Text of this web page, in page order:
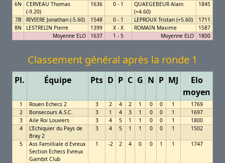
6N
CERVEAU Thomas
(-9.20)
1636 0 - 1
QUAEGEBEUR Alain
(+4.60)
1845
7B RIVIERE Jonathan (-5.60) 1548 0 - 1 LEPROUX Tristan (+5.60)
1711
8N
LESTRELIN Pierre 1399 X - X ROMAIN Maxime
1587
Moyenne ELO
1637 1 - 5 Moyenne ELO 1800
Classement général après la ronde 1
Pl. Équipe Pts D P C G N P MJ
Elo
moyen
1 Rouen Echecs 2 3 2 4 2 1 0 0 1
1769
2
Bonsecours A.S.C. 3 1 4 3 1 0 0 1
1697
3
Aile Roi Louviers 3 4 5 1 1 0 0 1
1800
4
L'Echiquier du Pays de
Bray 2
3 4 5 1 1 0 0 1 1502
5
Ass Familliale d Evreux
Section Echecs Evreux
Gambit Club
1 -2 2 4 0 0 1 1 1747